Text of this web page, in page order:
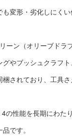
変形・劣化しにくい
ーン（オリーブドラ
やブッシュクラフ
されており、工具
の性能を長期にわた
です。